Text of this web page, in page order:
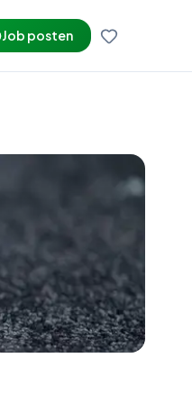
Job posten